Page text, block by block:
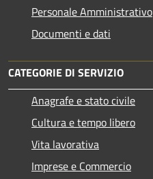
Personale Amministrativo
Documenti e dati
CATEGORIE DI SERVIZIO
Anagrafe e stato civile
Cultura e tempo libero
Vita lavorativa
Imprese e Commercio